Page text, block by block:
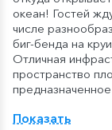
океан! Гостей
числе
биг-бенда на
Отличная
пространство
возрастные
Показать